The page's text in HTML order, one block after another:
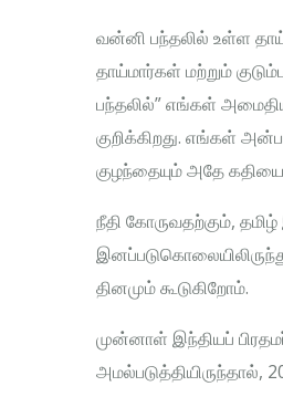
வன்னி பந்தலில் உள்ள
தாய்மார்கள் மற்றும்
பந்தலில்” எங்கள்
குறிக்கிறது. எங்கள்
குழந்தையும் அதே
நீதி கோருவதற்கும்,
தினமும் கூடுகிறோம்.
முன்னாள் இந்தியப்
அமல்படுத்தியிருந்தால்,